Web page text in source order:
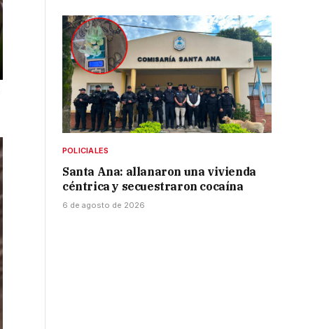
POLICIALES
Santa Ana: allanaron una vivienda
céntrica y secuestraron cocaína
6 de agosto de 2026